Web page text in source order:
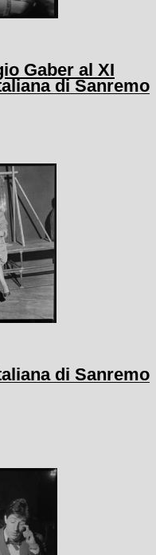
Gaber al XI
di Sanremo
di Sanremo